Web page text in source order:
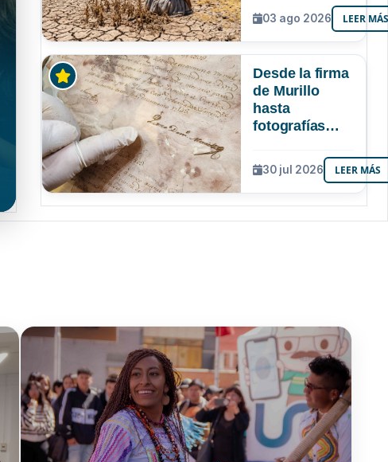
Niño que
podría superar
a los tres
Bolivia
03 ago 2026 LEER
Desde la firma
de Murillo
hasta
fotografías
UMSA
resguarda 6
joyas de la
30 jul 2026 LEER MÁS